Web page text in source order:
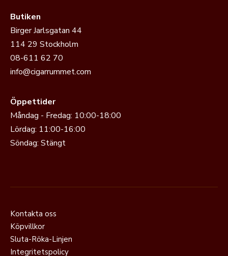
Butiken
Birger Jarlsgatan 44
114 29 Stockholm
08-611 62 70
info@cigarrummet.com
Öppettider
Måndag - Fredag: 10:00-18:00
Lördag: 11:00-16:00
Söndag: Stängt
Kontakta oss
Köpvillkor
Sluta-Röka-Linjen
Integritetspolicy